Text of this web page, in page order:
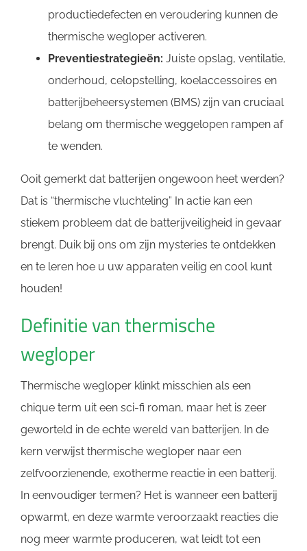
productiedefecten en veroudering kunnen de
thermische wegloper activeren.
Preventiestrategieën: Juiste opslag, ventilatie,
onderhoud, celopstelling, koelaccessoires en
batterijbeheersystemen (BMS) zijn van cruciaal
belang om thermische weggelopen rampen af ​​
te wenden.
Ooit gemerkt dat batterijen ongewoon heet werden?
Dat is “thermische vluchteling” In actie kan een
stiekem probleem dat de batterijveiligheid in gevaar
brengt. Duik bij ons om zijn mysteries te ontdekken
en te leren hoe u uw apparaten veilig en cool kunt
houden!
Definitie van thermische
wegloper
Thermische wegloper klinkt misschien als een
chique term uit een sci-fi roman, maar het is zeer
geworteld in de echte wereld van batterijen. In de
kern verwijst thermische wegloper naar een
zelfvoorzienende, exotherme reactie in een batterij.
In eenvoudiger termen? Het is wanneer een batterij
opwarmt, en deze warmte veroorzaakt reacties die
nog meer warmte produceren, wat leidt tot een